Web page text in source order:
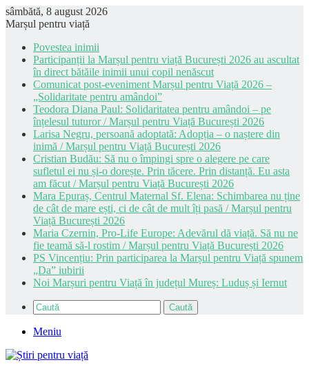
sâmbătă, 8 august 2026
Marșul pentru viață
Povestea inimii
Participanții la Marșul pentru viață București 2026 au ascultat
în direct bătăile inimii unui copil nenăscut
Comunicat post-eveniment Marșul pentru Viață 2026 –
„Solidaritate pentru amândoi”
Teodora Diana Paul: Solidaritatea pentru amândoi – pe
înțelesul tuturor / Marșul pentru Viață București 2026
Larisa Negru, persoană adoptată: Adopția – o naștere din
inimă / Marșul pentru Viață București 2026
Cristian Budău: Să nu o împingi spre o alegere pe care
sufletul ei nu și-o dorește. Prin tăcere. Prin distanță. Eu asta
am făcut / Marșul pentru Viață București 2026
Mara Epuraș, Centrul Maternal Sf. Elena: Schimbarea nu ține
de cât de mare ești, ci de cât de mult îți pasă / Marșul pentru
Viață București 2026
Maria Czernin, Pro-Life Europe: Adevărul dă viață. Să nu ne
fie teamă să-l rostim / Marșul pentru Viață București 2026
PS Vincențiu: Prin participarea la Marșul pentru Viață spunem
„Da” iubirii
Noi Marșuri pentru Viață în județul Mureș: Luduș și Iernut
Caută
Meniu